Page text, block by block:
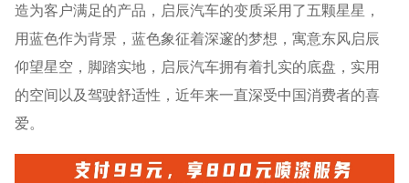
造为客户满足的产品，启辰汽车的变质采用了五颗星星，
用蓝色作为背景，蓝色象征着深邃的梦想，寓意东风启辰
仰望星空，脚踏实地，启辰汽车拥有着扎实的底盘，实用
的空间以及驾驶舒适性，近年来一直深受中国消费者的喜
爱。